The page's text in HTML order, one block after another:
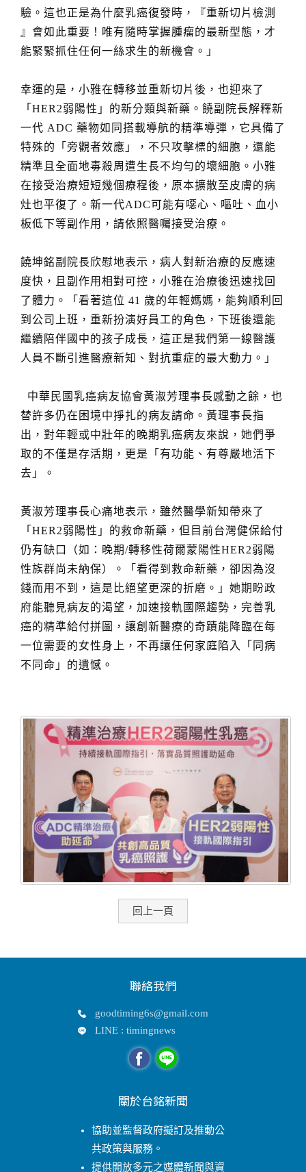
驗。這也正是為什麼乳癌復發時，『重新切片檢測
』會如此重要！唯有隨時掌握腫瘤的最新型態，才
能緊緊抓住任何一絲求生的新機會。」
幸運的是，小雅在轉移並重新切片後，也迎來了
「HER2弱陽性」的新分類與新藥。饒副院長解釋新
一代 ADC 藥物如同搭載導航的精準導彈，它具備了
特殊的「旁觀者效應」，不只攻擊標的細胞，還能
精準且全面地毒殺周遭生長不均勻的壞細胞。小雅
在接受治療短短幾個療程後，原本擴散至皮膚的病
灶也平復了。新一代ADC可能有噁心、嘔吐、血小
板低下等副作用，請依照醫囑接受治療。
饒坤銘副院長欣慰地表示，病人對新治療的反應速
度快，且副作用相對可控，小雅在治療後迅速找回
了體力。「看著這位 41 歲的年輕媽媽，能夠順利回
到公司上班，重新扮演好員工的角色，下班後還能
繼續陪伴國中的孩子成長，這正是我們第一線醫護
人員不斷引進醫療新知、對抗重症的最大動力。」
中華民國乳癌病友協會黃淑芳理事長感動之餘，也
替許多仍在困境中掙扎的病友請命。黃理事長指
出，對年輕或中壯年的晚期乳癌病友來說，她們爭
取的不僅是存活期，更是「有功能、有尊嚴地活下
去」。
黃淑芳理事長心痛地表示，雖然醫學新知帶來了
「HER2弱陽性」的救命新藥，但目前台灣健保給付
仍有缺口（如：晚期/轉移性荷爾蒙陽性HER2弱陽
性族群尚未納保）。「看得到救命新藥，卻因為沒
錢而用不到，這是比絕望更深的折磨。」她期盼政
府能聽見病友的渴望，加速接軌國際趨勢，完善乳
癌的精準給付拼圖，讓創新醫療的奇蹟能降臨在每
一位需要的女性身上，不再讓任何家庭陷入「同病
不同命」的遺憾。
回上一頁
聯絡我們
goodtiming6s@gmail.com
LINE : timingnews
關於台銘新聞
協助並監督政府擬訂及推動公
共政策與服務。
提供開放多元之媒體新聞與資